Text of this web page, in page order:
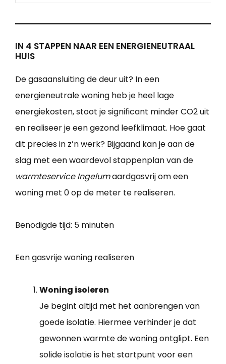
IN 4 STAPPEN NAAR EEN ENERGIENEUTRAAL
HUIS
De gasaansluiting de deur uit? In een
energieneutrale woning heb je heel lage
energiekosten, stoot je significant minder CO2 uit
en realiseer je een gezond leefklimaat. Hoe gaat
dit precies in z’n werk? Bijgaand kan je aan de
slag met een waardevol stappenplan van de
warmteservice Ingelumaardgasvrij om een
woning met 0 op de meter te realiseren.
Benodigde tijd: 5 minuten
Een gasvrije woning realiseren
Woning isoleren
Je begint altijd met het aanbrengen van
goede isolatie. Hiermee verhinder je dat
gewonnen warmte de woning ontglipt. Een
solide isolatie is het startpunt voor een